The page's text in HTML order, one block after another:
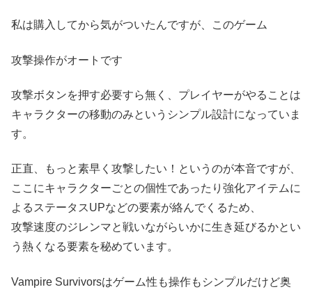
私は購入してから気がついたんですが、このゲーム
攻撃操作がオートです
攻撃ボタンを押す必要すら無く、プレイヤーがやることは
キャラクターの移動のみというシンプル設計になっていま
す。
正直、もっと素早く攻撃したい！というのが本音ですが、
ここにキャラクターごとの個性であったり強化アイテムに
よるステータスUPなどの要素が絡んでくるため、
攻撃速度のジレンマと戦いながらいかに生き延びるかとい
う熱くなる要素を秘めています。
Vampire Survivorsはゲーム性も操作もシンプルだけど奥